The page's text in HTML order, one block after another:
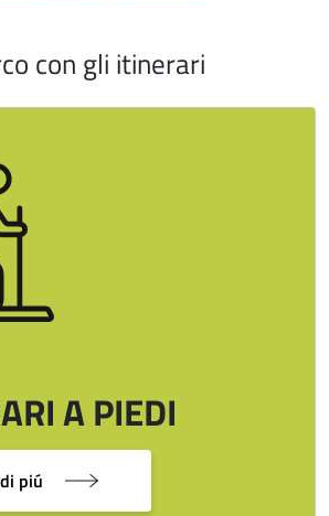
con gli itinerari
A PIEDI
piú